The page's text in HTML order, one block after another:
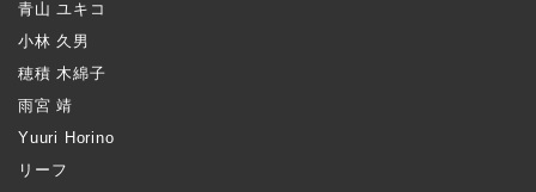
青山 ユキコ
小林 久男
穂積 木綿子
雨宮 靖
Yuuri Horino
リーフ